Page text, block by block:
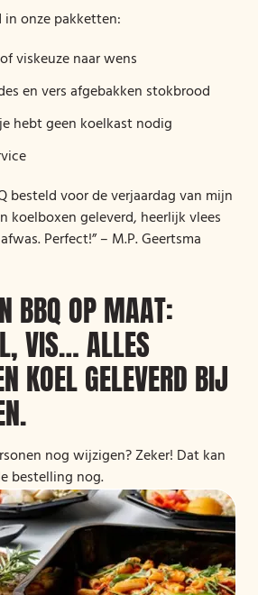
onze pakketten:
viskeuze naar wens
en vers afgebakken stokbrood
hebt geen koelkast nodig
besteld voor de verjaardag van mijn
koelboxen geleverd, heerlijk vlees
Perfect!” – M.P. Geertsma
BBQ OP MAAT:
VIS… ALLES
KOEL GELEVERD BIJ
nog wijzigen? Zeker! Dat kan
bestelling nog.